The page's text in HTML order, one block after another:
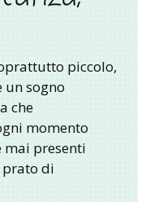
piccolo,
un sogno
che
momento
presenti
prato di